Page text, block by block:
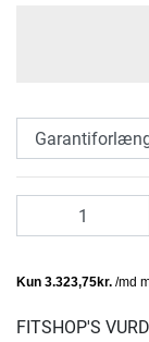
FITSHOP'S